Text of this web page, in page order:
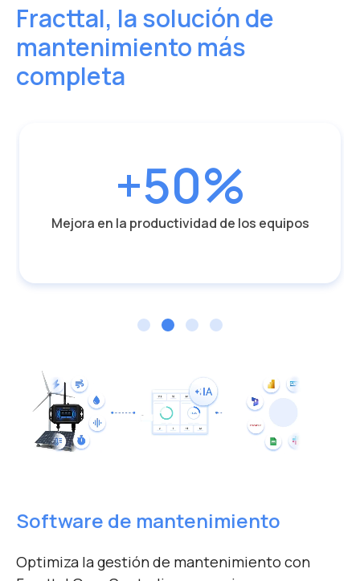
Fracttal, la solución de
mantenimiento más
completa
+50%
Mejora en la productividad de los equipos
Software de mantenimiento
Optimiza la gestión de mantenimiento con